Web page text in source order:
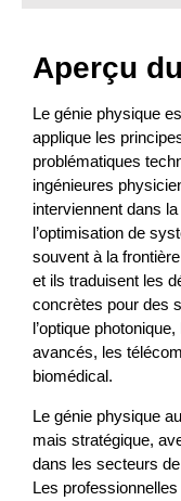
Aperçu
Le génie physique
applique les
problématiques
ingénieures
interviennent dans
l’optimisation de
souvent à la
et ils traduisent les
concrètes pour des
l’optique
avancés, les
biomédical.
Le génie physique
mais stratégique,
dans les secteurs
Les